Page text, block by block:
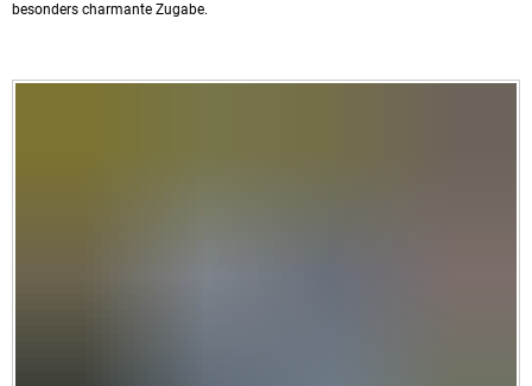
besonders charmante Zugabe.